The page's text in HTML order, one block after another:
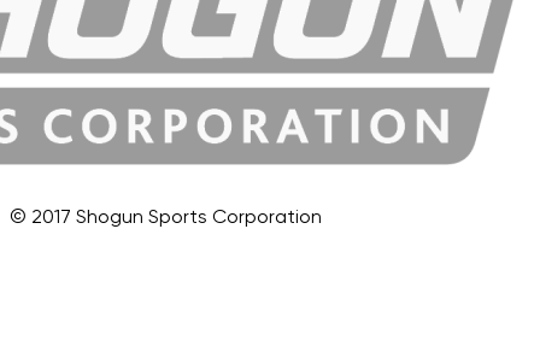
© 2017 Shogun Sports Corporation